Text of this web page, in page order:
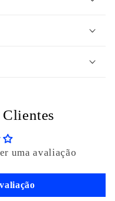
uma avaliação